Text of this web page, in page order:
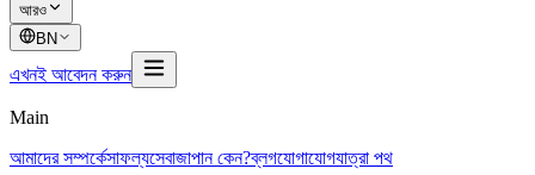
আরও
BN
এখনই আবেদন করুন
Main
আমাদের সম্পর্কেসাফল্যসেবাজাপান কেন?ব্লগযোগাযোগযাত্রা পথ